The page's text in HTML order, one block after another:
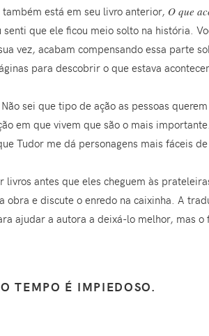
está em seu livro anterior, O que
que ele ficou meio solto na história.
vez, acabam compensando essa parte
para descobrir o que estava
sei que tipo de ação as pessoas
em que vivem que são o mais
Tudor me dá personagens mais fáceis
antes que eles cheguem às
e discute o enredo na caixinha. A
ajudar a autora a deixá-lo melhor, mas o
TEMPO É IMPIEDOSO.